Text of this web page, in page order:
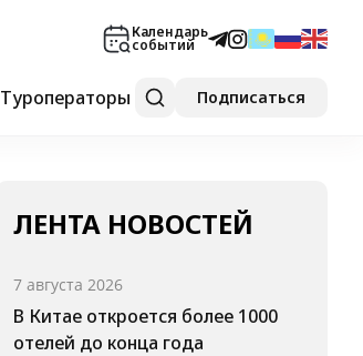
Календарь
событий
Туроператоры Подписаться
ЛЕНТА НОВОСТЕЙ
7 августа 2026
В Китае откроется более 1000
отелей до конца года